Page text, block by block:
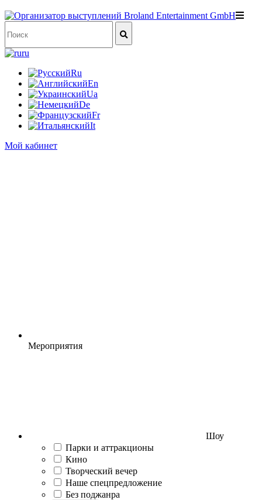
ru
Ru
En
Ua
De
Fr
It
Мой кабинет
Мероприятия
Шоу
Парки и аттракционы
Кино
Творческий вечер
Наше спецпредложение
Без поджанра